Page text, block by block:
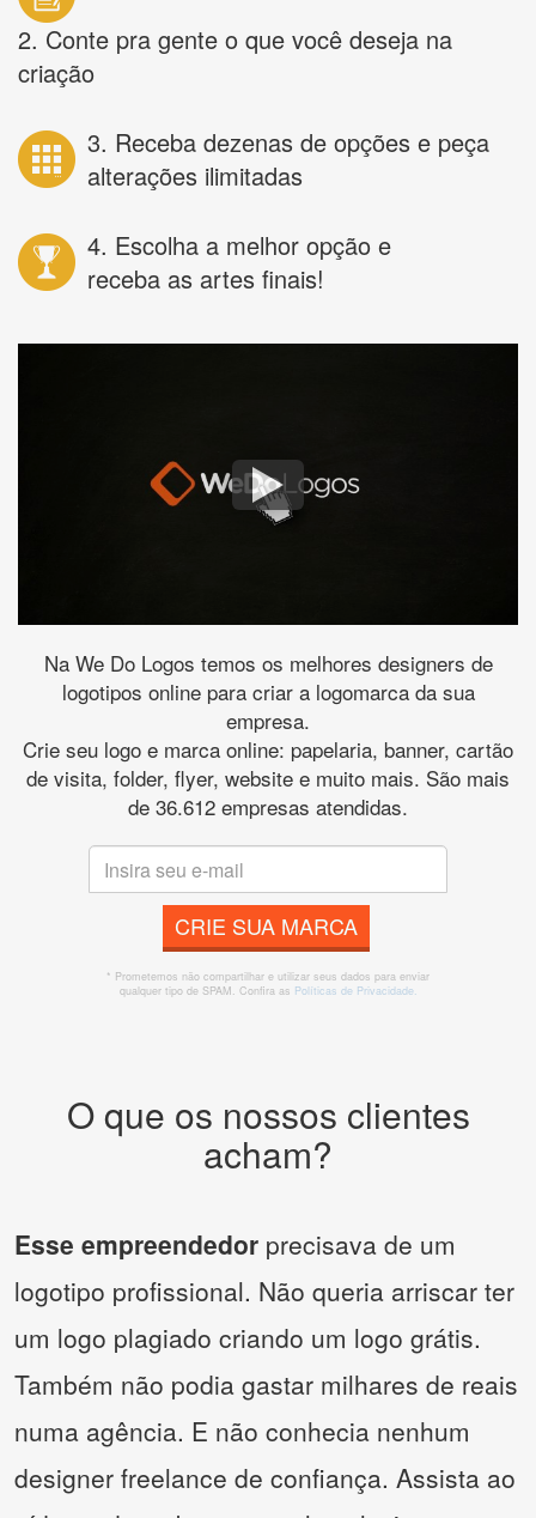
2. Conte pra gente o que você deseja na
criação
3. Receba dezenas de opções e peça
alterações ilimitadas
4. Escolha a melhor opção e
receba as artes finais!
Na We Do Logos temos os melhores designers de
logotipos online para criar a logomarca da sua
empresa.
Crie seu logo e marca online: papelaria, banner, cartão
de visita, folder, flyer, website e muito mais. São mais
de 36.612 empresas atendidas.
CRIE SUA MARCA
* Prometemos não compartilhar e utilizar seus dados para enviar
qualquer tipo de SPAM. Confira as Políticas de Privacidade.
O que os nossos clientes
acham?
Esse empreendedor precisava de um
logotipo profissional. Não queria arriscar ter
um logo plagiado criando um logo grátis.
Também não podia gastar milhares de reais
numa agência. E não conhecia nenhum
designer freelance de confiança. Assista ao